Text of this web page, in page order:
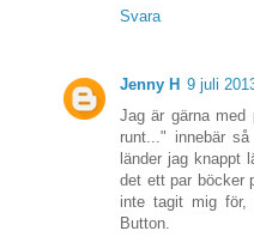
Svara
Jenny H 9 juli
Jag är gärna med
runt..." innebär
länder jag knappt
det ett par böcker
inte tagit mig för,
Button.